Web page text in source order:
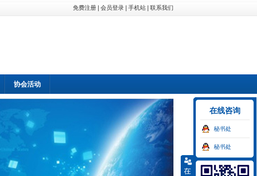
免费注册 会员登录 手机站 联系我们
协会活动
在线咨询
秘书处
秘书处